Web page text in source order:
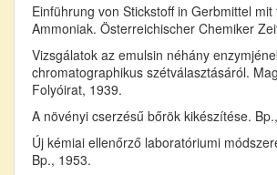
Einführung von Stickstoff in Gerbmittel mit
Ammoniak. Österreichischer Chemiker
Vizsgálatok az emulsin néhány
chromatographikus szétválasztásáról.
Folyóirat, 1939.
A növényi cserzésű bőrök kikészítése.
Új kémiai ellenőrző laboratóriumi
Bp., 1953.